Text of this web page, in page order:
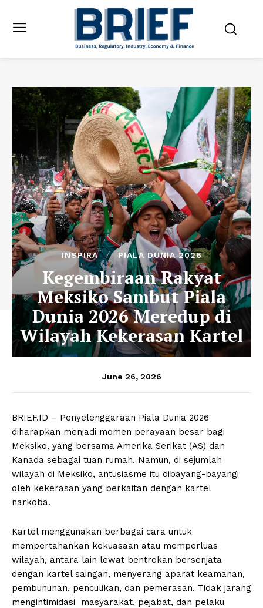
INSPIRA PIALA DUNIA 2026
Kegembiraan Rakyat
Meksiko Sambut Piala
Dunia 2026 Meredup di
Wilayah Kekerasan Kartel
June 26, 2026
BRIEF.ID – Penyelenggaraan Piala Dunia 2026
diharapkan menjadi momen perayaan besar bagi
Meksiko, yang bersama Amerika Serikat (AS) dan
Kanada sebagai tuan rumah. Namun, di sejumlah
wilayah di Meksiko, antusiasme itu dibayang-bayangi
oleh kekerasan yang berkaitan dengan kartel
narkoba.
Kartel menggunakan berbagai cara untuk
mempertahankan kekuasaan atau memperluas
wilayah, antara lain lewat bentrokan bersenjata
dengan kartel saingan, menyerang aparat keamanan,
pembunuhan, penculikan, dan pemerasan. Tidak jarang
mengintimidasi masyarakat, pejabat, dan pelaku